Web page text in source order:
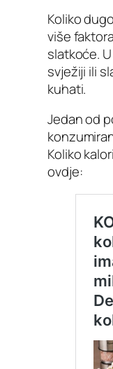
Koliko
više
slatkoće.
svježiji ili
kuhati.
Jedan od
Koliko
ovdje: